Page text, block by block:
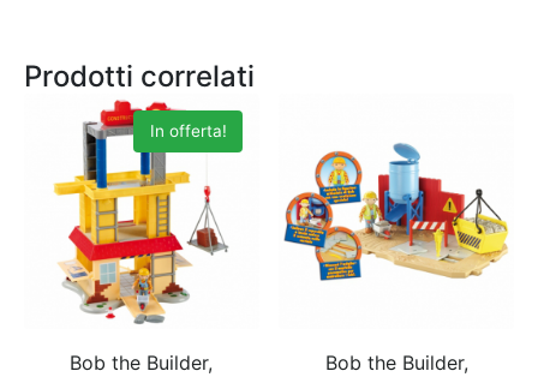
Prodotti correlati
In offerta!
Bob the Builder,
Bob the Builder,